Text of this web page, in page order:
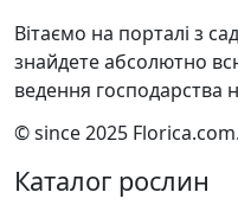
Вітаємо на порталі з
знайдете абсолютно
ведення господарства
© since 2025
Каталог рослин